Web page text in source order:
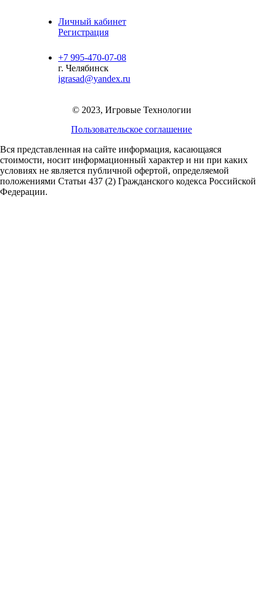
Личный кабинет
Регистрация
+7 995-470-07-08
г. Челябинск
igrasad@yandex.ru
© 2023, Игровые Технологии
Пользовательское соглашение
Вся представленная на сайте информация, касающаяся
стоимости, носит информационный характер и ни при каких
условиях не является публичной офертой, определяемой
положениями Статьи 437 (2) Гражданского кодекса Российской
Федерации.